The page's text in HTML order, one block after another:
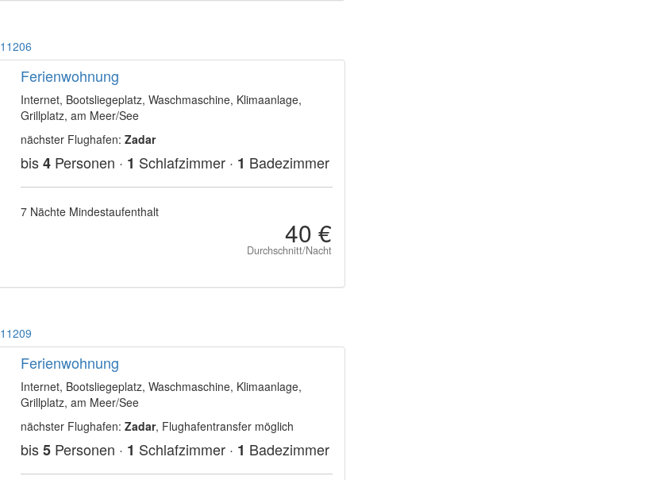
11206
Ferienwohnung
Internet, Bootsliegeplatz, Waschmaschine, Klimaanlage,
Grillplatz, am Meer/See
nächster Flughafen: Zadar
bis4Personen · 1 Schlafzimmer · 1 Badezimmer
7 Nächte Mindestaufenthalt
40 €
Durchschnitt/Nacht
11209
Ferienwohnung
Internet, Bootsliegeplatz, Waschmaschine, Klimaanlage,
Grillplatz, am Meer/See
nächster Flughafen: Zadar, Flughafentransfer möglich
bis5Personen · 1 Schlafzimmer · 1 Badezimmer